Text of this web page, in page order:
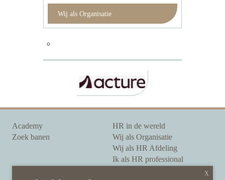
Wij als Organisatie
Academy
Zoek banen
HR in de wereld
Wij als Organisatie
Wij als HR Afdeling
Ik als HR professional